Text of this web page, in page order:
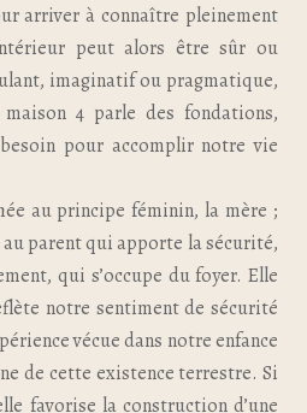
arriver à connaître pleinement
peut alors être sûr ou
imaginatif ou pragmatique,
4 parle des fondations,
pour accomplir notre vie
au principe féminin, la mère ;
parent qui apporte la sécurité,
qui s’occupe du foyer. Elle
notre sentiment de sécurité
vécue dans notre enfance
de cette existence terrestre. Si
favorise la construction d’une